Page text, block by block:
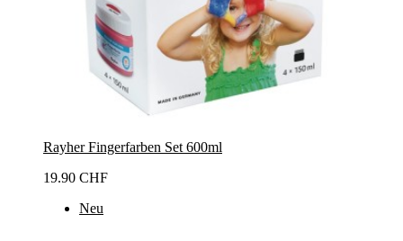
Rayher Fingerfarben Set 600ml
19.90 CHF
Neu